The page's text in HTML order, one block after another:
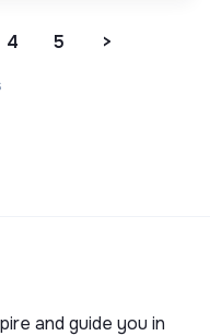
4 5 >
and guide you in